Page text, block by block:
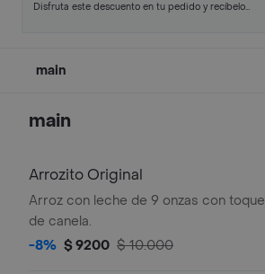
Disfruta este descuento en tu pedido y recíbelo
main
main
Arrozito Original
Arroz con leche de 9 onzas con toque
de canela.
-8% $ 9200 $ 10.000